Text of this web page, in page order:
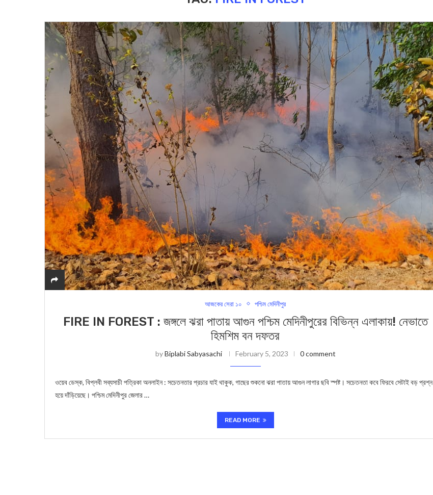
আজকের সেরা ১০ পশ্চিম মেদিনীপুর
FIRE IN FOREST : জঙ্গলে ঝরা পাতায় আগুন পশ্চিম মেদিনীপুরের বিভিন্ন এলাকায়! নেভাতে
হিমশিম বন দফতর
byBiplabi Sabyasachi February 5, 2023 0 comment
ওয়েব ডেস্ক, বিপ্লবী সব্যসাচী পত্রিকা অনলাইন : সচেতনতার প্রচার যাই থাকুক, গাছের শুকনো ঝরা পাতায় আগুন লাগার ছবি স্পষ্ট। সচেতনতা কবে ফিরবে সেটাই বড় প্রশ্ন
হয়ে দাঁড়িয়েছে। পশ্চিম মেদিনীপুর জেলার …
READ MORE